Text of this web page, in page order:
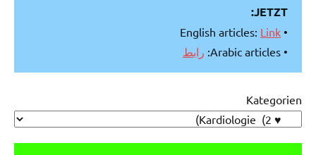
JETZT:
• English articles:
Link
• Arabic articles:
رابط
Kategorien